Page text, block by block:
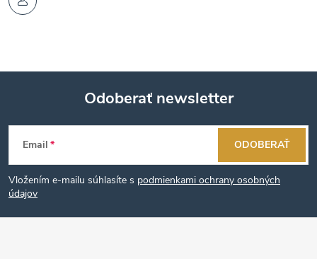
Z
á
p
Odoberať newsletter
Email
Vložením e-mailu súhlasíte s podmienkami ochrany osobných
údajov
ODOBERAŤ